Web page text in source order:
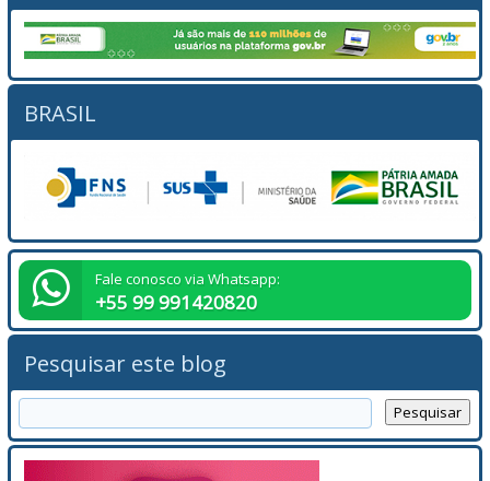
BRASIL
Fale conosco via Whatsapp:
+55 99 991420820
Pesquisar este blog